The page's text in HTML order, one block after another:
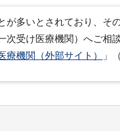
多いとされており、
受け医療機関）へご相談
機関（外部サイト） 」